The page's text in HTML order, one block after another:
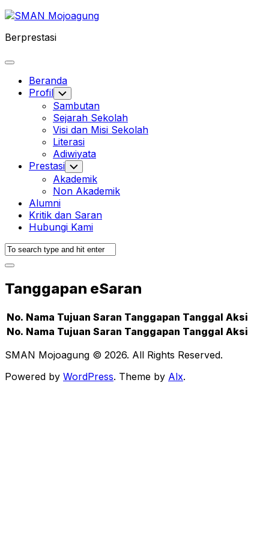
Skip
content
Berprestasi
Expand
Beranda
Profil Toggle
Child
Menu
Sambutan
Sejarah Sekolah
Visi dan Misi Sekolah
Literasi
Adiwiyata
Prestasi Toggle
Child
Menu
Akademik
Non Akademik
Alumni
Kritik dan Saran
Hubungi Kami
Tanggapan eSaran
No. Nama Tujuan Saran Tanggapan Tanggal Aksi
No. Nama Tujuan Saran Tanggapan Tanggal Aksi
SMAN Mojoagung © 2026. All Rights Reserved.
Powered by WordPress. Theme by Alx.